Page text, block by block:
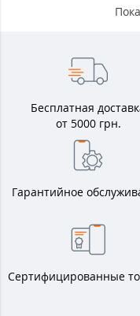
Бесплатная
от 5000 грн.
Гарантийное
Сертифицированные